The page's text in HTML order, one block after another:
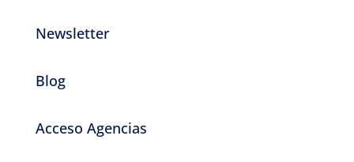
Newsletter
Blog
Acceso Agencias